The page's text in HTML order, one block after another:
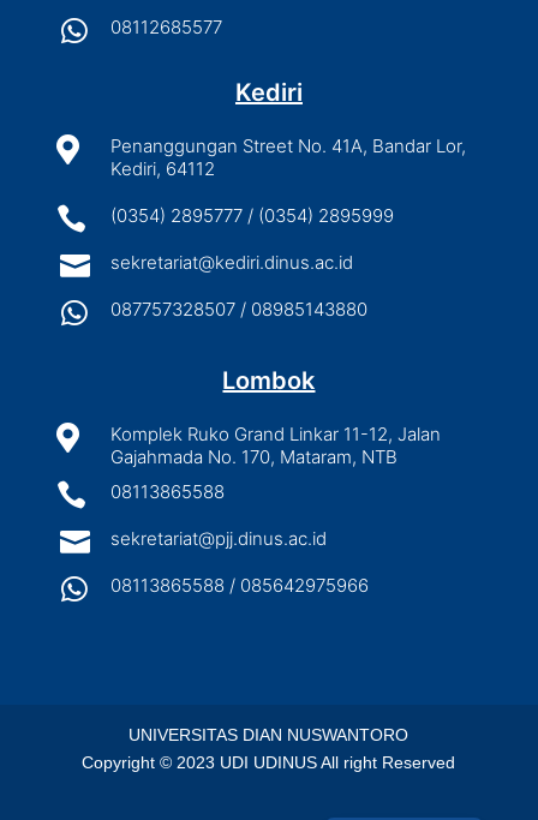
 08112685577
Kediri

Penanggungan Street No. 41A, Bandar Lor,
Kediri, 64112
 (0354) 2895777 / (0354) 2895999
 sekretariat@kediri.dinus.ac.id
 087757328507 / 08985143880
Lombok

Komplek Ruko Grand Linkar 11-12, Jalan
Gajahmada No. 170, Mataram, NTB
 08113865588
 sekretariat@pjj.dinus.ac.id
 08113865588 / 085642975966
UNIVERSITAS DIAN NUSWANTORO
Copyright © 2023 UDI UDINUS All right Reserved